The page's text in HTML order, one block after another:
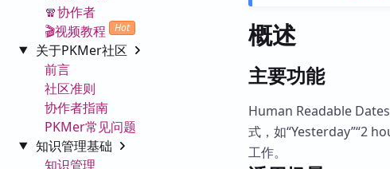
🧣协作者
🎬视频教程
Hot
关于PKMer社区
前言
社区准则
协作者指南
PKMer常见问题
知识管理基础
知识管理
概述
主要功能
Human Readable
式，如“Yesterday”“2
工作。